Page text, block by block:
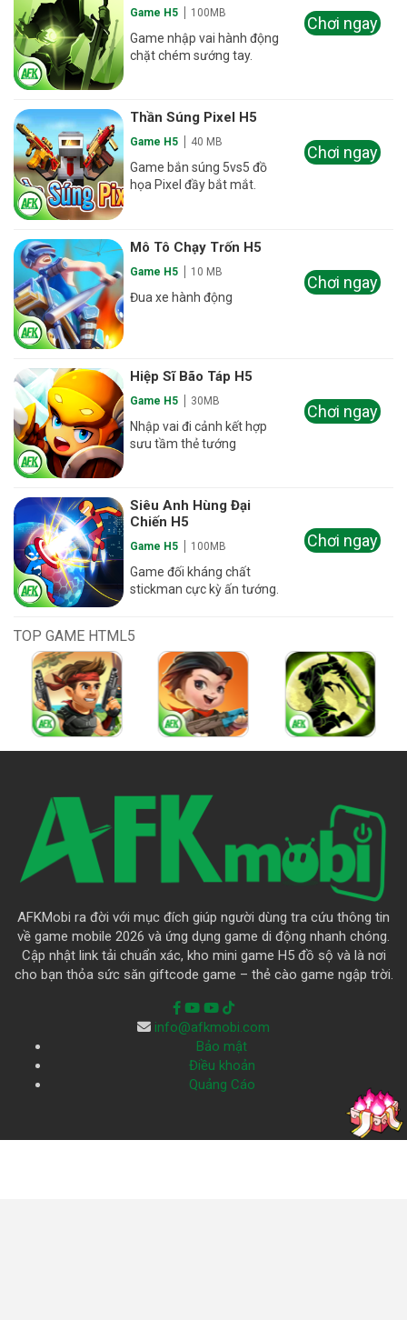
Game H5 100MB
Game nhập vai hành động
chặt chém sướng tay.
Chơi ngay
Thần Súng Pixel H5
Game H5 40 MB
Game bắn súng 5vs5 đồ
họa Pixel đầy bắt mắt.
Chơi ngay
Mô Tô Chạy Trốn H5
Game H5 10 MB
Đua xe hành động
Chơi ngay
Hiệp Sĩ Bão Táp H5
Game H5 30MB
Nhập vai đi cảnh kết hợp
sưu tầm thẻ tướng
Chơi ngay
Siêu Anh Hùng Đại
Chiến H5
Game H5 100MB
Game đối kháng chất
stickman cực kỳ ấn tướng.
Chơi ngay
TOP GAME HTML5
AFKMobi ra đời với mục đích giúp người dùng tra cứu thông tin
về game mobile 2026 và ứng dụng game di động nhanh chóng.
Cập nhật link tải chuẩn xác, kho mini game H5 đồ sộ và là nơi
cho bạn thỏa sức săn giftcode game – thẻ cào game ngập trời.
info@afkmobi.com
Bảo mật
Điều khoản
Quảng Cáo